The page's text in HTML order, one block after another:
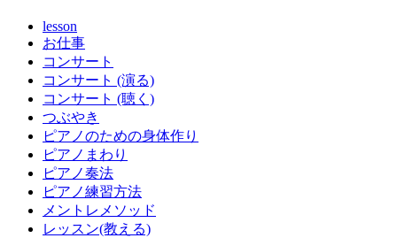
lesson
お仕事
コンサート
コンサート (演る)
コンサート (聴く)
つぶやき
ピアノのための身体作り
ピアノまわり
ピアノ奏法
ピアノ練習方法
メントレメソッド
レッスン(教える)